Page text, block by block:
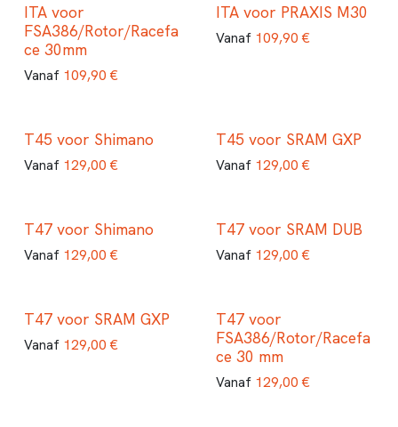
ITA voor
FSA386/Rotor/Racefa
ce 30mm
Vanaf 109,90 €
ITA voor PRAXIS M30
Vanaf 109,90 €
T45 voor Shimano
Vanaf 129,00 €
T45 voor SRAM GXP
Vanaf 129,00 €
T47 voor Shimano
Vanaf 129,00 €
T47 voor SRAM DUB
Vanaf 129,00 €
T47 voor SRAM GXP
Vanaf 129,00 €
T47 voor
FSA386/Rotor/Racefa
ce 30 mm
Vanaf 129,00 €